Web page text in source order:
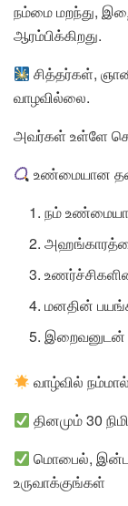
நம்மை மறந்து,
ஆரம்பிக்கிறது.
சித்தர்கள்,
வாழவில்லை.
அவர்கள் உள்ளே
உண்மையான
நம்
மனதின்
இறைவனுடன்
வாழ்வில்
தினமும் 30
மொபைல்,
உருவாக்குங்கள்